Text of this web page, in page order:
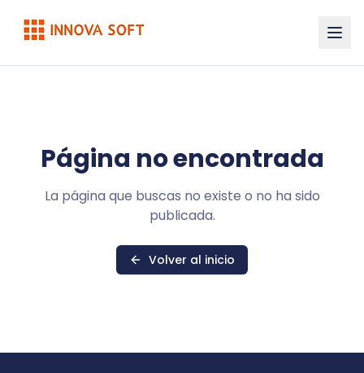
Página no encontrada
La página que buscas no existe o no ha sido
publicada.
Volver al inicio